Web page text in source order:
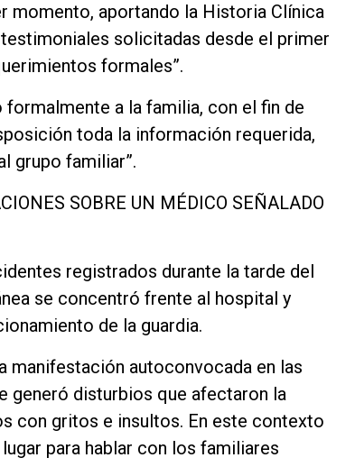
momento, aportando la Historia Clínica
solicitadas desde el primer
formales”.
a la familia, con el fin de
toda la información requerida,
grupo familiar”.
SOBRE UN MÉDICO SEÑALADO
registrados durante la tarde del
se concentró frente al hospital y
de la guardia.
manifestación autoconvocada en las
generó disturbios que afectaron la
con gritos e insultos. En este contexto
para hablar con los familiares